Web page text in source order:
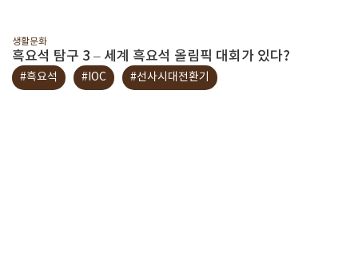
생활문화
흑요석 탐구 3 – 세계 흑요석 올림픽 대회가 있다?
#흑요석 #IOC #선사시대전환기